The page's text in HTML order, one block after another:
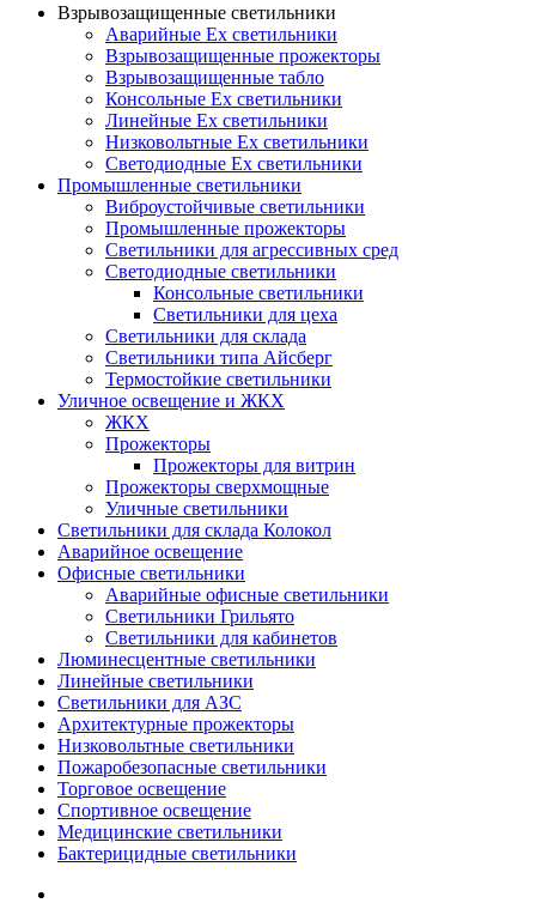
Взрывозащищенные светильники
Аварийные Ex светильники
Взрывозащищенные прожекторы
Взрывозащищенные табло
Консольные Ех светильники
Линейные Ex светильники
Низковольтные Ex светильники
Светодиодные Ex светильники
Промышленные светильники
Виброустойчивые светильники
Промышленные прожекторы
Светильники для агрессивных сред
Светодиодные светильники
Консольные светильники
Светильники для цеха
Светильники для склада
Светильники типа Айсберг
Термостойкие светильники
Уличное освещение и ЖКХ
ЖКХ
Прожекторы
Прожекторы для витрин
Прожекторы сверхмощные
Уличные светильники
Светильники для склада Колокол
Аварийное освещение
Офисные светильники
Аварийные офисные светильники
Светильники Грильято
Светильники для кабинетов
Люминесцентные светильники
Линейные светильники
Светильники для АЗС
Архитектурные прожекторы
Низковольтные светильники
Пожаробезопасные светильники
Торговое освещение
Спортивное освещение
Медицинские светильники
Бактерицидные светильники